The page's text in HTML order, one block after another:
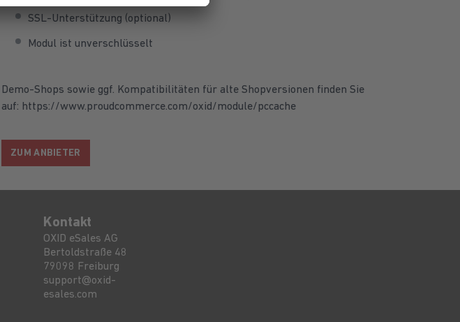
SSL-Unterstützung (optional)
Modul ist unverschlüsselt
Demo-Shops sowie ggf. Kompatibilitäten für alte Shopversionen finden Sie
auf: https://www.proudcommerce.com/oxid/module/pccache
ZUM ANBIETER
Kontakt
OXID eSales AG
Bertoldstraße 48
79098 Freiburg
support@oxid-
esales.com